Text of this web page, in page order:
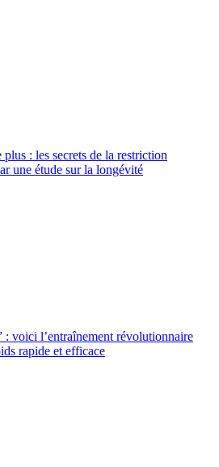
: les secrets de la restriction
une étude sur la longévité
: voici l’entraînement révolutionnaire
rapide et efficace